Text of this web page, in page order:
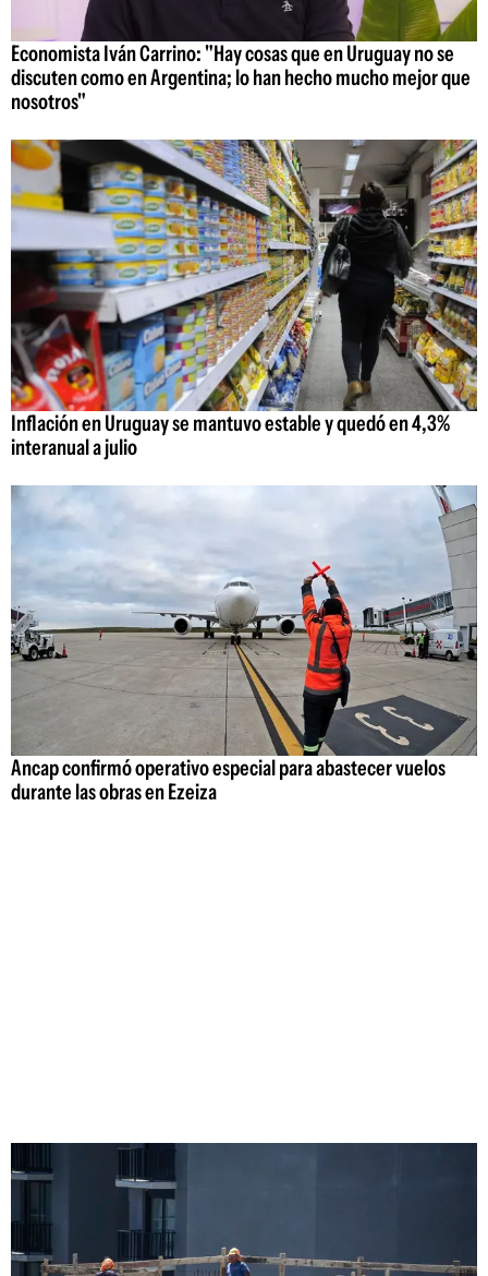
Economista Iván Carrino: "Hay cosas que en Uruguay no se
discuten como en Argentina; lo han hecho mucho mejor que
nosotros"
Inflación en Uruguay se mantuvo estable y quedó en 4,3%
interanual a julio
Ancap confirmó operativo especial para abastecer vuelos
durante las obras en Ezeiza